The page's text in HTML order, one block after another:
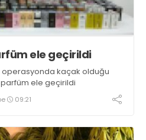
ele geçirildi
operasyonda kaçak olduğu
ele geçirildi
09:21